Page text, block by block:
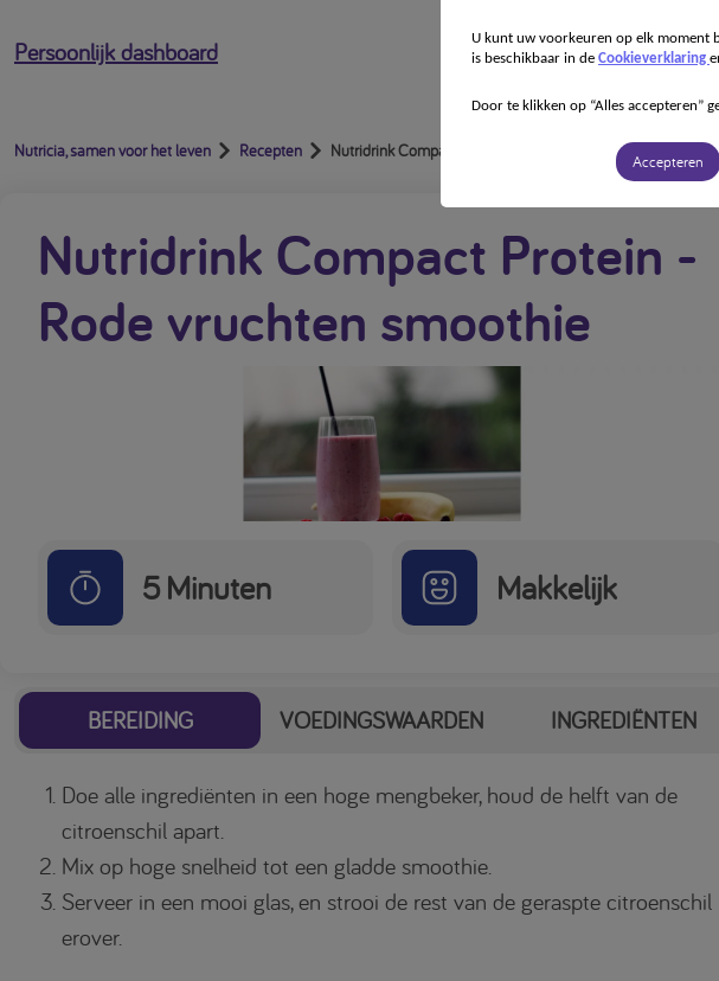
Persoonlijk dashboard
Nutricia, samen voor het leven Recepten Nutridrink Compact Protein - Rode vruchten smoothie
Nutridrink Compact Protein -
Rode vruchten smoothie
5Minuten Makkelijk
BEREIDING VOEDINGSWAARDEN INGREDIËNTEN
Doe alle ingrediënten in een hoge mengbeker, houd de helft van de
citroenschil apart.
Mix op hoge snelheid tot een gladde smoothie.
Serveer in een mooi glas, en strooi de rest van de geraspte citroenschil
erover.
U kunt uw voorkeuren op elk moment
is beschikbaar in de Cookieverklaring
Door te klikken op “Alles accepteren”
Accepteren